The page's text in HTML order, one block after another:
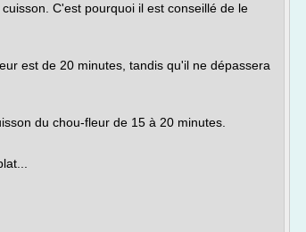
C'est pourquoi il est conseillé de le
est de 20 minutes, tandis qu'il ne dépassera
du chou-fleur de 15 à 20 minutes.